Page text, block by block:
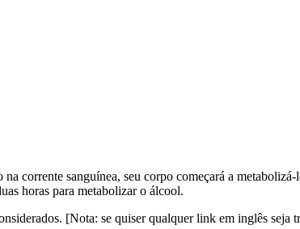
corrente sanguínea, seu corpo começará a
horas para metabolizar o álcool.
[Nota: se quiser qualquer link em inglês seja